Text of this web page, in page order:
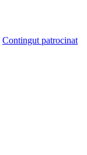
Contingut patrocinat